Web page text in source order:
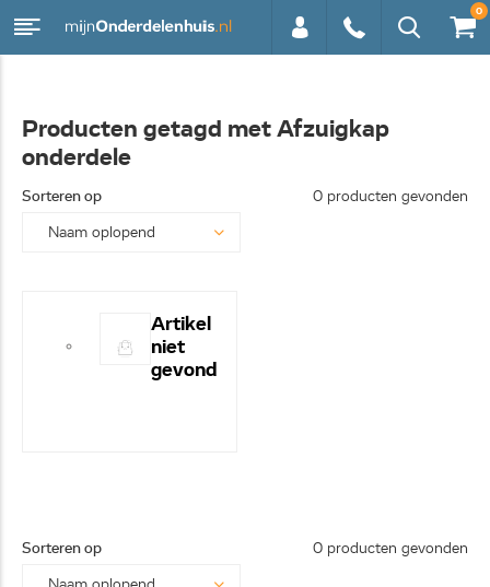
0
Producten getagd met Afzuigkap
onderdele
Sorteren op 0 producten gevonden
Artikel
niet
gevond
Sorteren op 0 producten gevonden